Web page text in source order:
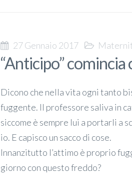
27 Gennaio 2017
“Anticipo” comincia
Dicono che nella vita ogni tanto
fuggente. Il professore saliva in
siccome è sempre lui a portarli a
io. E capisco un sacco di cose.
Innanzitutto l’attimo è proprio
giorno con questo freddo?